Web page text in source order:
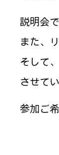
説明会
また、
そして
させて
参加ご